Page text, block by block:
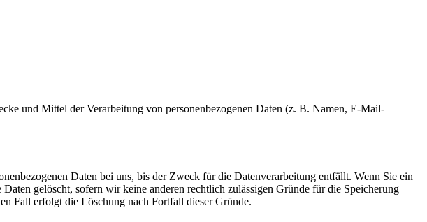
und Mittel der Verarbeitung von personenbezogenen Daten (z. B. Namen, E-Mail-
Daten bei uns, bis der Zweck für die Datenverarbeitung entfällt. Wenn Sie ein
gelöscht, sofern wir keine anderen rechtlich zulässigen Gründe für die Speicherung
Fall erfolgt die Löschung nach Fortfall dieser Gründe.